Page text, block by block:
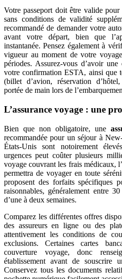
Votre passeport doit être valide
sans conditions de validité
recommandé de demander votre
avant votre départ, bien que
instantanée. Pensez également à
vigueur au moment de votre
périodes. Assurez-vous d’avoir
votre confirmation ESTA, ainsi que
(billet d’avion, réservation
portée de main lors de
L’assurance voyage : une
Bien que non obligatoire, une
recommandée pour un séjour à
États-Unis sont notoirement
urgences peut coûter plusieurs
voyage couvrant les frais médicaux,
permettra de voyager en toute
proposent des forfaits spécifiques
raisonnables, généralement entre
d’une à deux semaines.
Comparez les différentes offres
des assureurs en ligne ou des
attentivement les conditions de
exclusions. Certaines cartes
couverture voyage, donc
établissement avant de souscrire
Conservez tous les documents